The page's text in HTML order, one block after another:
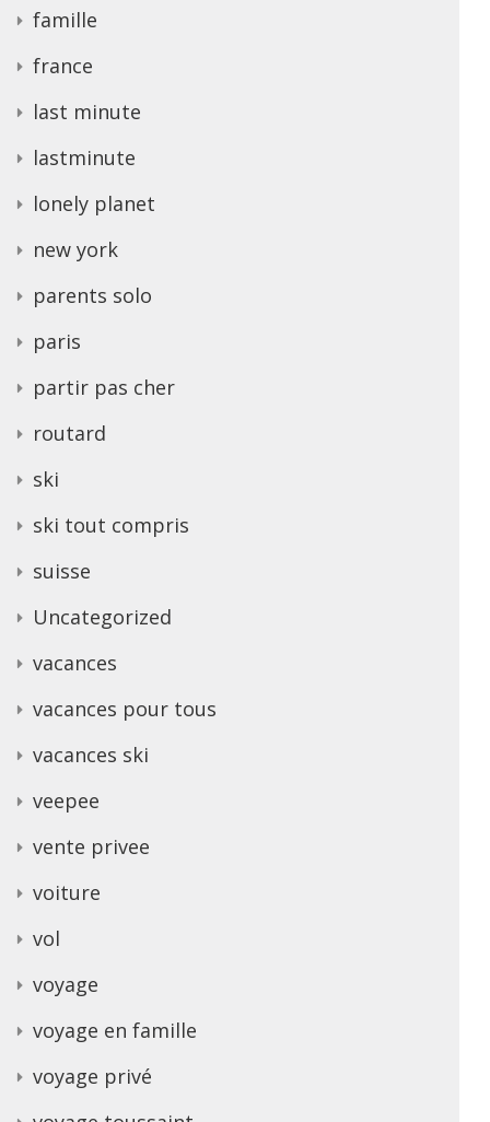
famille
france
last minute
lastminute
lonely planet
new york
parents solo
paris
partir pas cher
routard
ski
ski tout compris
suisse
Uncategorized
vacances
vacances pour tous
vacances ski
veepee
vente privee
voiture
vol
voyage
voyage en famille
voyage privé